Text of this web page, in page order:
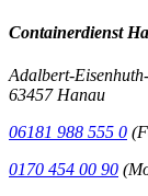
Containerdienst
Adalbert-
63457 Hanau
06181 988 555 0
0170 454 00 90